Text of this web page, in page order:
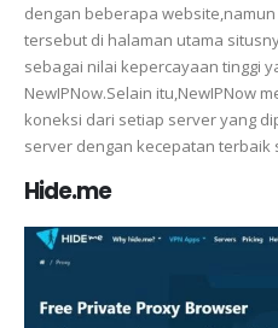
dengan beberapa
tersebut di halaman utama
sebagai nilai kepercayaan tinggi
NewIPNow.Selain itu,NewIPNow
koneksi dari setiap server yang
server dengan kecepatan terbaik
Hide.me